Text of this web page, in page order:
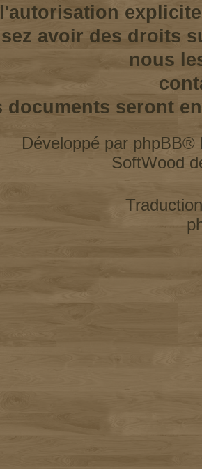
l'autorisation
avoir des droits
nous
documents seront
Développé par phpBB®
SoftWood